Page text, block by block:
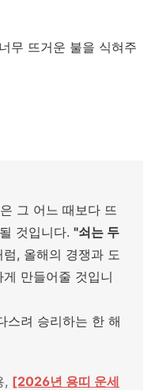
무 뜨거운 불을 식혀주
그 어느 때보다 뜨
것입니다. "쇠는 두
럼, 올해의 경쟁과 도
만들어줄 것입니
스려 승리하는 한 해
, [2026년 용띠 운세